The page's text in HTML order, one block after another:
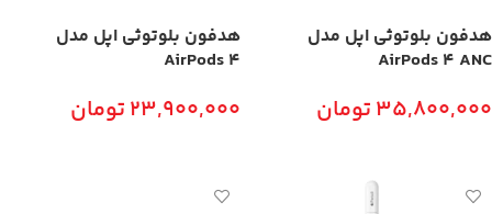
هدفون بلوتوثی اپل مدل
AirPods 4 ANC
35,800,000تومان
هدفون بلوتوثی اپل مدل
AirPods 4
23,900,000تومان